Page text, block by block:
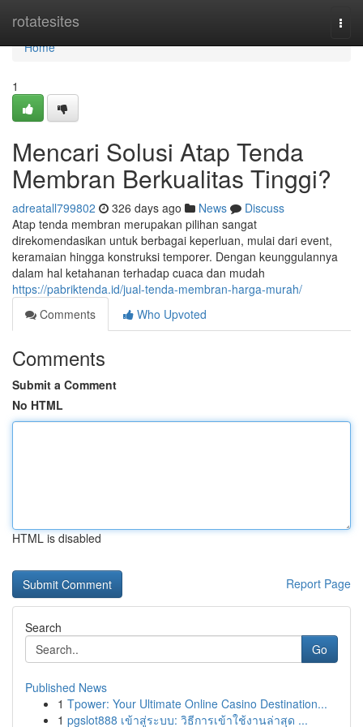
rotatesites
Home
Home
1
Mencari Solusi Atap Tenda
Membran Berkualitas Tinggi?
adreatall799802 326 days ago News
Discuss
Atap tenda membran merupakan pilihan sangat
direkomendasikan untuk berbagai keperluan, mulai dari event,
keramaian hingga konstruksi temporer. Dengan keunggulannya
dalam hal ketahanan terhadap cuaca dan mudah
https://pabriktenda.id/jual-tenda-membran-harga-murah/
Comments
Who Upvoted
Comments
Submit a Comment
No HTML
HTML is disabled
Report Page
Search
Go
Published News
1 Tpower: Your Ultimate Online Casino Destination...
1 pgslot888 เข้าสู่ระบบ: วิธีการเข้าใช้งานล่าสุด ...